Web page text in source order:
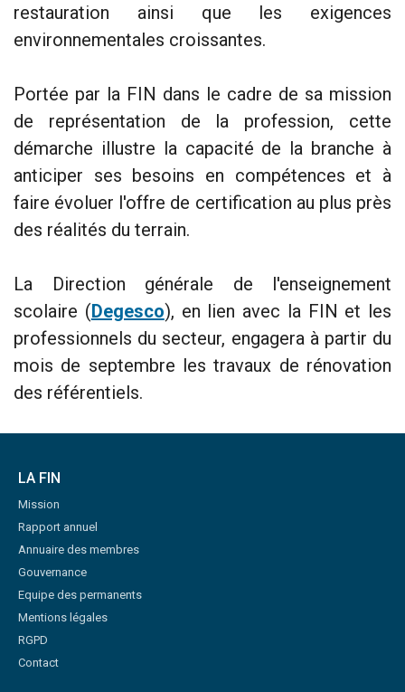
restauration ainsi que les exigences
environnementales croissantes.
Portée par la FIN dans le cadre de sa mission
de représentation de la profession, cette
démarche illustre la capacité de la branche à
anticiper ses besoins en compétences et à
faire évoluer l'offre de certification au plus près
des réalités du terrain.
La Direction générale de l'enseignement
scolaire (Degesco), en lien avec la FIN et les
professionnels du secteur, engagera à partir du
mois de septembre les travaux de rénovation
des référentiels.
LA FIN
Mission
Rapport annuel
Annuaire des membres
Gouvernance
Equipe des permanents
Mentions légales
RGPD
Contact